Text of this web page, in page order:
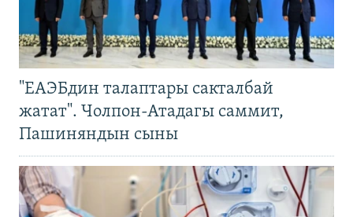
"ЕАЭБдин талаптары сакталбай
жатат". Чолпон-Атадагы саммит,
Пашиняндын сыны